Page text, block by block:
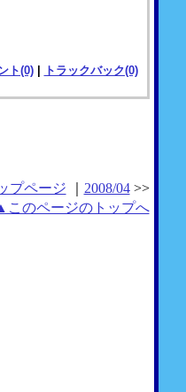
ト(0)| トラックバック(0)
プページ 2008/04>>
のページのトップへ